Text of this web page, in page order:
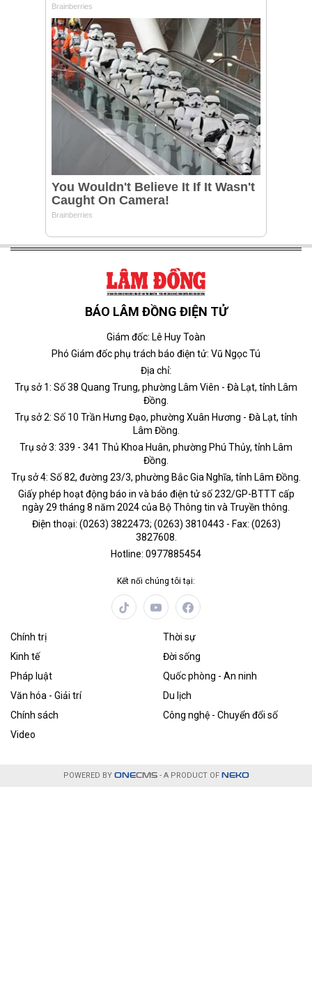
BÁO LÂM ĐỒNG ĐIỆN TỬ
Giám đốc: Lê Huy Toàn
Phó Giám đốc phụ trách báo điện tử: Vũ Ngọc Tú
Địa chỉ:
Trụ sở 1: Số 38 Quang Trung, phường Lâm Viên - Đà Lạt, tỉnh Lâm
Đồng.
Trụ sở 2: Số 10 Trần Hưng Đạo, phường Xuân Hương - Đà Lạt, tỉnh
Lâm Đồng.
Trụ sở 3: 339 - 341 Thủ Khoa Huân, phường Phú Thủy, tỉnh Lâm
Đồng.
Trụ sở 4: Số 82, đường 23/3, phường Bắc Gia Nghĩa, tỉnh Lâm Đồng.
Giấy phép hoạt động báo in và báo điện tử số 232/GP-BTTT cấp
ngày 29 tháng 8 năm 2024 của Bộ Thông tin và Truyền thông.
Điện thoại: (0263) 3822473; (0263) 3810443 - Fax: (0263)
3827608.
Hotline: 0977885454
Kết nối chúng tôi tại:
Chính trị
Thời sự
Kinh tế
Đời sống
Pháp luật
Quốc phòng - An ninh
Văn hóa - Giải trí
Du lịch
Chính sách
Công nghệ - Chuyển đổi số
Video
POWERED BY ONECMS- A PRODUCT OF NEKO